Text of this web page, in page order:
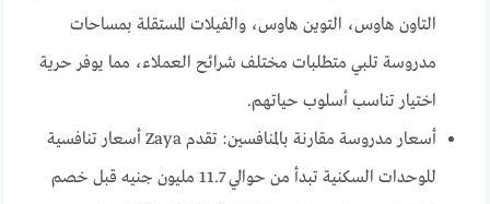
التاون هاوس، التوين هاوس، والفيلات المستقلة بمساحات
مدروسة تلبي متطلبات مختلف شرائح العملاء، مما يوفر حرية
اختيار تناسب أسلوب حياتهم.
أسعار مدروسة مقارنة بالمنافسين: تقدم Zaya أسعار تنافسية
للوحدات السكنية تبدأ من حوالي 11.7 مليون جنيه قبل خصم